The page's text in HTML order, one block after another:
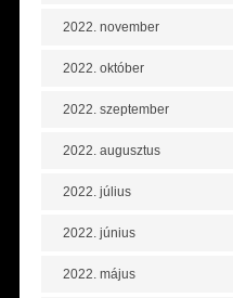
2022. november
2022. október
2022. szeptember
2022. augusztus
2022. július
2022. június
2022. május